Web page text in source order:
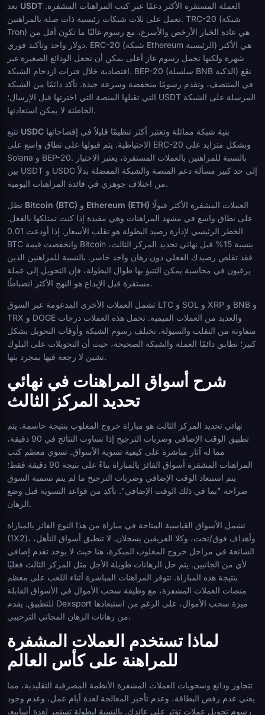
USDT
تعمل على ثلاث شبكات رئيسية ذات صلة بالمراهنين. TRC-20 (شبكة
Tron) هي عادة الخيار الأرخص والأسرع، مع رسوم غالبًا ما تكون أقل من
دولار واحد وتأكيد فوري. ERC-20 (شبكة Ethereum الرئيسية) هي الأكثر
شهرة ولكنها تحمل رسوم غاز أعلى يمكن أن تجعل الودائع الصغيرة غير
اقتصادية خلال فترات ازدحام الشبكة. BEP-20 (سلسلة BNB الذكية) تقع
في المنتصف، وتقدم رسومًا منخفضة وسرعة جيدة. تأكد دائمًا من الشبكة
التي تقبلها المنصة التي اخترتها قبل الإرسال؛ USDT المرسلة على الشبكة
الخاطئة لا يمكن استعادتها.
USDC
الاحتياطية. يتم قبولها على نطاق واسع على ERC-20 وبشكل متزايد على
Solana و BEP-20. بالنسبة للمراهنين بالعملات المستقرة، يعتبر الاختيار
بين USDT و USDC إلى حد كبير مسألة دعم المنصة والشبكة المفضلة بدلاً
من اختلاف جوهري في فائدة المراهنات اليومية.
Bitcoin (BTC) Ethereum (ETH)
على نطاق واسع في مشهد المراهنات وهي مفيدة إذا كنت تمتلكها بالفعل.
الخطر الرئيسي لإدارة رصيد البطولة هو تقلب الأسعار. إذا أودعت 0.01
BTC وانخفضت قيمة Bitcoin بنسبة 15% قبل نهائي تحديد المركز الثالث،
فقد تقلص رصيدك الفعلي دون رهان واحد خاسر. بالنسبة للمراهنين الذين
يرغبون في محاسبة يمكن التنبؤ بها طوال البطولة، فإن التحويل إلى عملة
مستقرة قبل الإيداع هو النهج الأكثر انضباطًا.
تشمل العملات الأخرى المدعومة عبر السوق LTC و SOL و XRP و BNB و
TRX و DOGE والعديد من العملات الميمية. تحمل هذه العملات درجات
متفاوتة من التقلب والسيولة. تختلف رسوم الشبكة وأوقات التحويل بشكل
كبير؛ تطابق دائمًا العملة والشبكة الصحيحة، حيث أن التحويلات على البلوك
تشين لا رجعة فيها بمجرد بثها.
شرح أسواق المراهنات في نهائي
تحديد المركز الثالث
نهائي تحديد المركز الثالث هو مباراة خروج المغلوب بنتيجة حاسمة. يتم
تطبيق الوقت الإضافي وضربات الترجيح إذا تساوت النتائج في 90 دقيقة،
مما له آثار مباشرة على كيفية تسوية الأسواق. تسوي معظم كتب
المراهنات المشفرة أسواق الفائز بالمباراة بناءً على نتيجة 90 دقيقة فقط؛
يتم استبعاد الوقت الإضافي وضربات الترجيح ما لم يتم تسمية السوق
صراحة "بما في ذلك الوقت الإضافي". تأكد من قواعد التسوية قبل وضع
الرهان.
تشمل الأسواق القياسية المتاحة في مباراة من هذا النوع الفائز بالمباراة
(1X2)، وأهداف فوق/تحت، وكلا الفريقين يسجلان. لا تنطبق أسواق التأهل،
الشائعة في مراحل خروج المغلوب المبكرة، هنا حيث لا يوجد تقدم إضافي
لأي من الجانبين. يتم حل الرهانات طويلة الأجل مثل المركز الثالث فعليًا
بنتيجة هذه المباراة. تتوفر المراهنات المباشرة أثناء اللعب على معظم
منصات العملات المشفرة، مع وظيفة سحب الأموال في الأسواق القابلة
للتطبيق. يقدم Dexsport ميزة سحب الأموال، على الرغم من استبعادها
من رهانات الرهان المجاني الترحيبي.
لماذا تستخدم العملات المشفرة
للمراهنة على كأس العالم
تتجاوز ودائع وسحوبات العملات المشفرة الأنظمة المصرفية التقليدية، مما
يعني عدم رفض البطاقة، وعدم تأخير المعالجة لعدة أيام عمل، وعدم وجود
رسوم تحويل عملات تؤثر على عائدك. بالنسبة لبطولة تستمر لعدة أسابيع،